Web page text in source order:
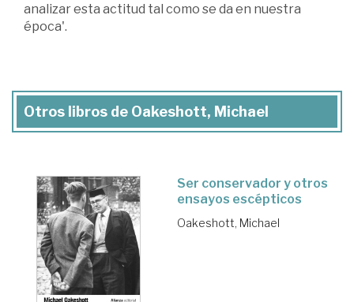
analizar esta actitud tal como se da en nuestra
época'.
Otros libros de Oakeshott, Michael
Ser conservador y otros
ensayos escépticos
Oakeshott, Michael